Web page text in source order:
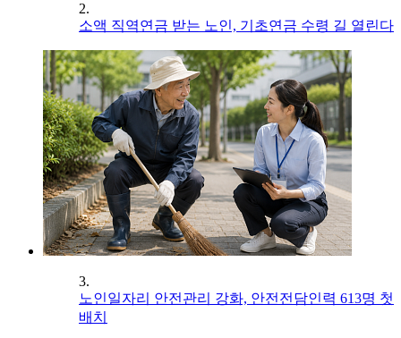
2.
소액 직역연금 받는 노인, 기초연금 수령 길 열린다
3.
노인일자리 안전관리 강화, 안전전담인력 613명 첫
배치